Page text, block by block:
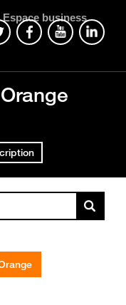
Espace business